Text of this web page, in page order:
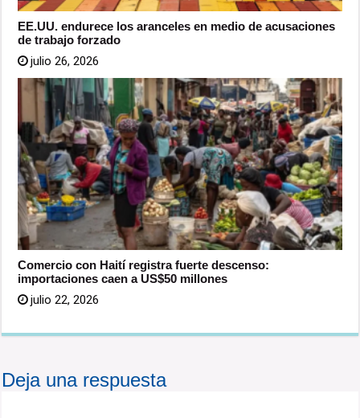
EE.UU. endurece los aranceles en medio de acusaciones
de trabajo forzado
julio 26, 2026
Comercio con Haití registra fuerte descenso:
importaciones caen a US$50 millones
julio 22, 2026
Deja una respuesta